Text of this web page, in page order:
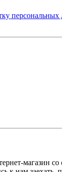
магазин со